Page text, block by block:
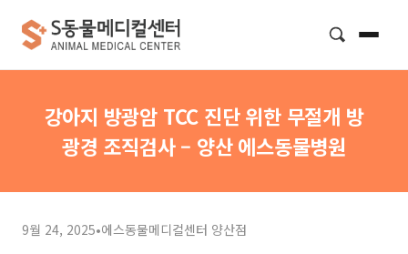
강아지 방광암 TCC 진단 위한 무절개 방
광경 조직검사 – 양산 에스동물병원
9월 24, 2025•에스동물메디컬센터 양산점